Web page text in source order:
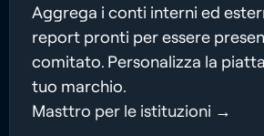
Aggrega i conti interni ed
report pronti per essere
comitato. Personalizza la
tuo marchio.
Masttro per le istituzioni →